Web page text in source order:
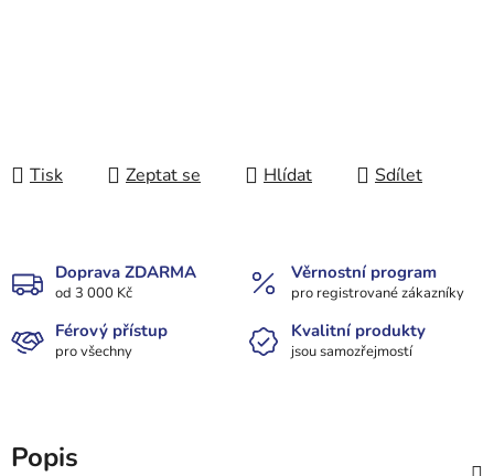
Tisk Zeptat se Hlídat Sdílet
Doprava ZDARMA
od 3 000 Kč
Věrnostní program
pro registrované zákazníky
Férový přístup
pro všechny
Kvalitní produkty
jsou samozřejmostí
Popis